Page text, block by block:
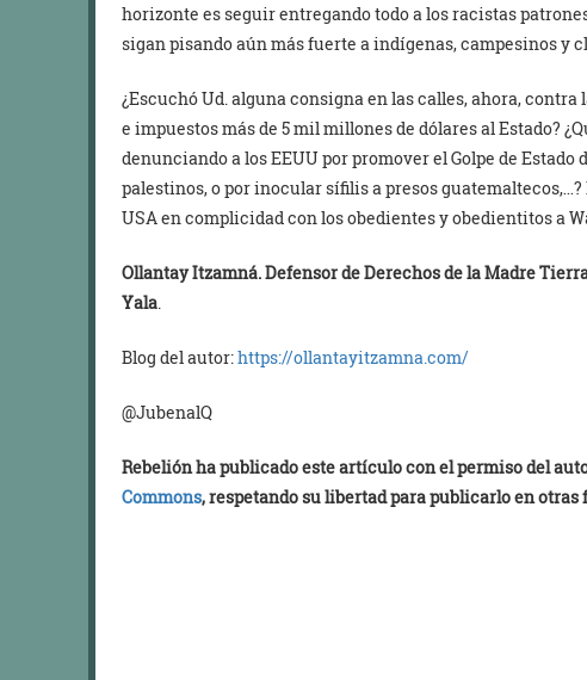
horizonte es seguir entregando todo a los racistas
sigan pisando aún más fuerte a indígenas, campesinos y
¿Escuchó Ud. alguna consigna en las calles, ahora,
e impuestos más de 5 mil millones de dólares al Estado?
denunciando a los EEUU por promover el Golpe de Estado
palestinos, o por inocular sífilis a presos
USA en complicidad con los obedientes y obedientitos a
Ollantay Itzamná. Defensor de Derechos de la Madre
Yala
Blog del autor:https://ollantayitzamna.com/
@JubenalQ
Rebelión ha publicado este artículo con el permiso del
Commons, respetando su libertad para publicarlo en otras